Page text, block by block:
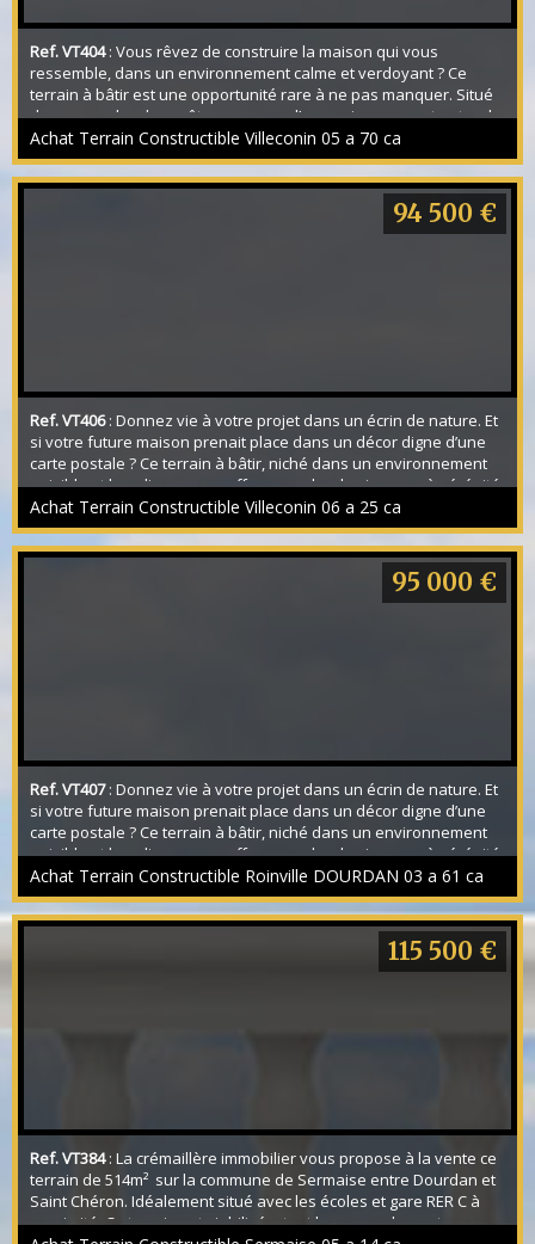
Ref. VT404: Vous rêvez de construire la maison qui vous
ressemble, dans un environnement calme et verdoyant ? Ce
terrain à bâtir est une opportunité rare à ne pas manquer. Situé
dans un cadre champêtre, au cœur d’un environnement naturel
préservé, il vous offre la tranquillité de la campagne tout en
restant proche des commodités essentielles. Ici, le chant des
oiseaux remplace le bruit de la ville e...
Achat Terrain Constructible Villeconin 05 a 70 ca
Ref. VT406: Donnez vie à votre projet dans un écrin de nature. Et
si votre future maison prenait place dans un décor digne d’une
carte postale ? Ce terrain à bâtir, niché dans un environnement
paisible et bucolique, vous offre un cadre de vie rare où sérénité
et nature s’harmonisent parfaitement. Ici, le temps semble
ralentir. Les paysages verdoyants, le calme environnant et
l’atmosphère champêtre c...
Achat Terrain Constructible Villeconin 06 a 25 ca
94 500 €
Ref. VT407: Donnez vie à votre projet dans un écrin de nature. Et
si votre future maison prenait place dans un décor digne d’une
carte postale ? Ce terrain à bâtir, niché dans un environnement
paisible et bucolique, vous offre un cadre de vie rare où sérénité
et nature s’harmonisent parfaitement. Ici, le temps semble
ralentir. Les paysages verdoyants, le calme environnant et
l’atmosphère champêtre c...
Achat Terrain Constructible Roinville DOURDAN 03 a 61 ca
95 000 €
Ref. VT384: La crémaillère immobilier vous propose à la vente ce
terrain de 514m² sur la commune de Sermaise entre Dourdan et
Saint Chéron. Idéalement situé avec les écoles et gare RER C à
proximité. Ce terrain est viabilisée, tout les raccordements son
115 500 €